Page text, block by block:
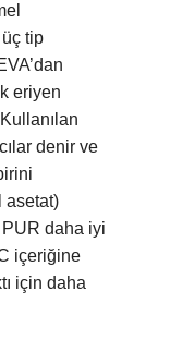
tip
eriyen
denir ve
asetat)
PUR daha iyi
içeriğine
için daha